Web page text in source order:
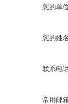
您的单
您的姓
联系电
常用邮